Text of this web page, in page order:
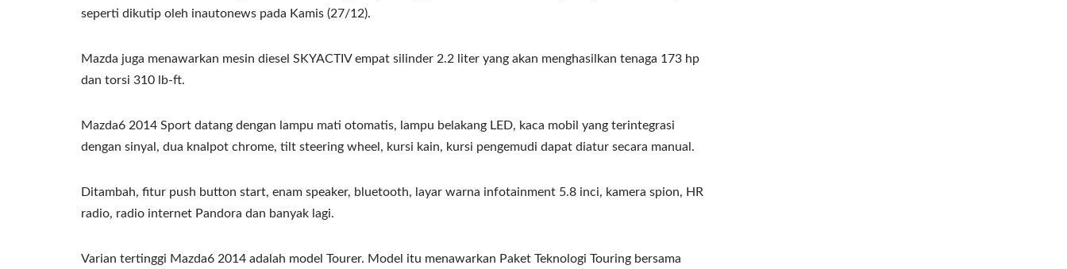
seperti dikutip oleh inautonews pada Kamis (27/12).
Mazda juga menawarkan mesin diesel SKYACTIV empat silinder 2.2 liter yang akan menghasilkan tenaga 173 hp
dan torsi 310 lb-ft.
Mazda6 2014 Sport datang dengan lampu mati otomatis, lampu belakang LED, kaca mobil yang terintegrasi
dengan sinyal, dua knalpot chrome, tilt steering wheel, kursi kain, kursi pengemudi dapat diatur secara manual.
Ditambah, fitur push button start, enam speaker, bluetooth, layar warna infotainment 5.8 inci, kamera spion, HR
radio, radio internet Pandora dan banyak lagi.
Varian tertinggi Mazda6 2014 adalah model Tourer. Model itu menawarkan Paket Teknologi Touring bersama